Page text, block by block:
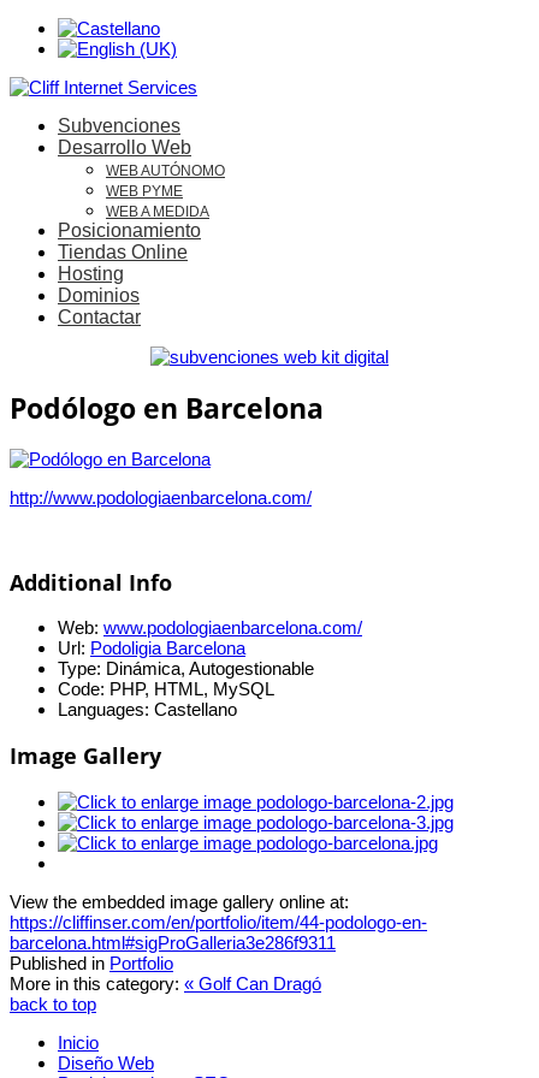
Subvenciones
Desarrollo Web
WEB AUTÓNOMO
WEB PYME
WEB A MEDIDA
Posicionamiento
Tiendas Online
Hosting
Dominios
Contactar
Podólogo en Barcelona
http://www.podologiaenbarcelona.com/
Additional Info
Web: www.podologiaenbarcelona.com/
Url: Podoligia Barcelona
Type: Dinámica, Autogestionable
Code: PHP, HTML, MySQL
Languages: Castellano
Image Gallery
View the embedded image gallery online at:
https://cliffinser.com/en/portfolio/item/44-podologo-en-
barcelona.html#sigProGalleria3e286f9311
Published in Portfolio
More in this category: « Golf Can Dragó
back to top
Inicio
Diseño Web